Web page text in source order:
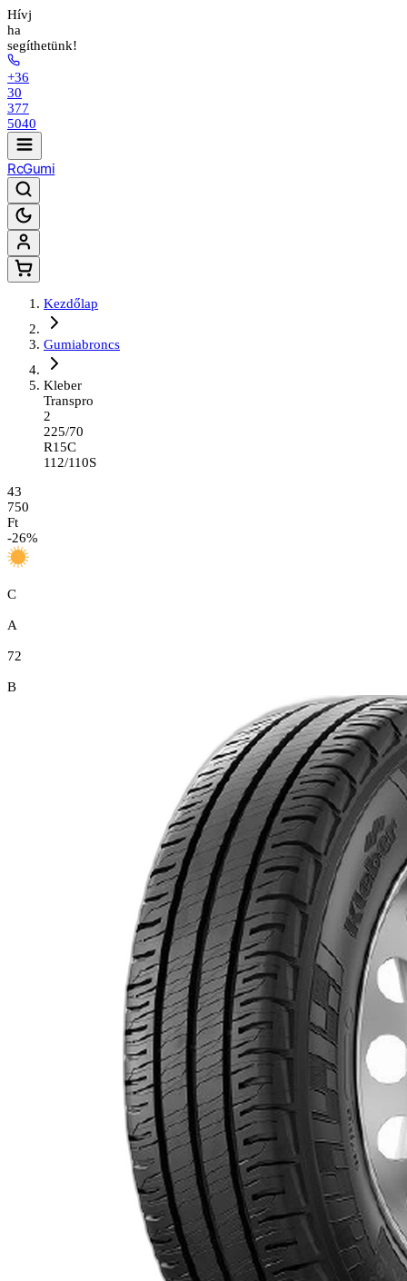
Hívj
ha
segíthetünk!
+36
30
377
5040
RcGumi
Kezdőlap
Gumiabroncs
Kleber
Transpro
2
225/70
R15C
112/110S
43
750
Ft
-26%
C
A
72
B